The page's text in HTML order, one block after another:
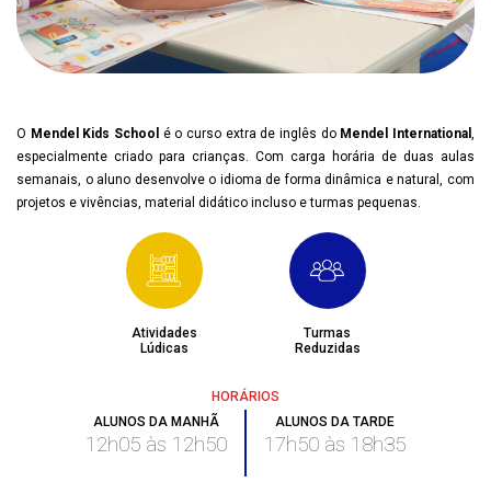
O Mendel Kids School é o curso extra de inglês do Mendel International,
especialmente criado para crianças. Com carga horária de duas aulas
semanais, o aluno desenvolve o idioma de forma dinâmica e natural, com
projetos e vivências, material didático incluso e turmas pequenas.
Atividades
Lúdicas
Turmas
Reduzidas
HORÁRIOS
ALUNOS DA MANHÃ
12h05 às 12h50
ALUNOS DA TARDE
17h50 às 18h35